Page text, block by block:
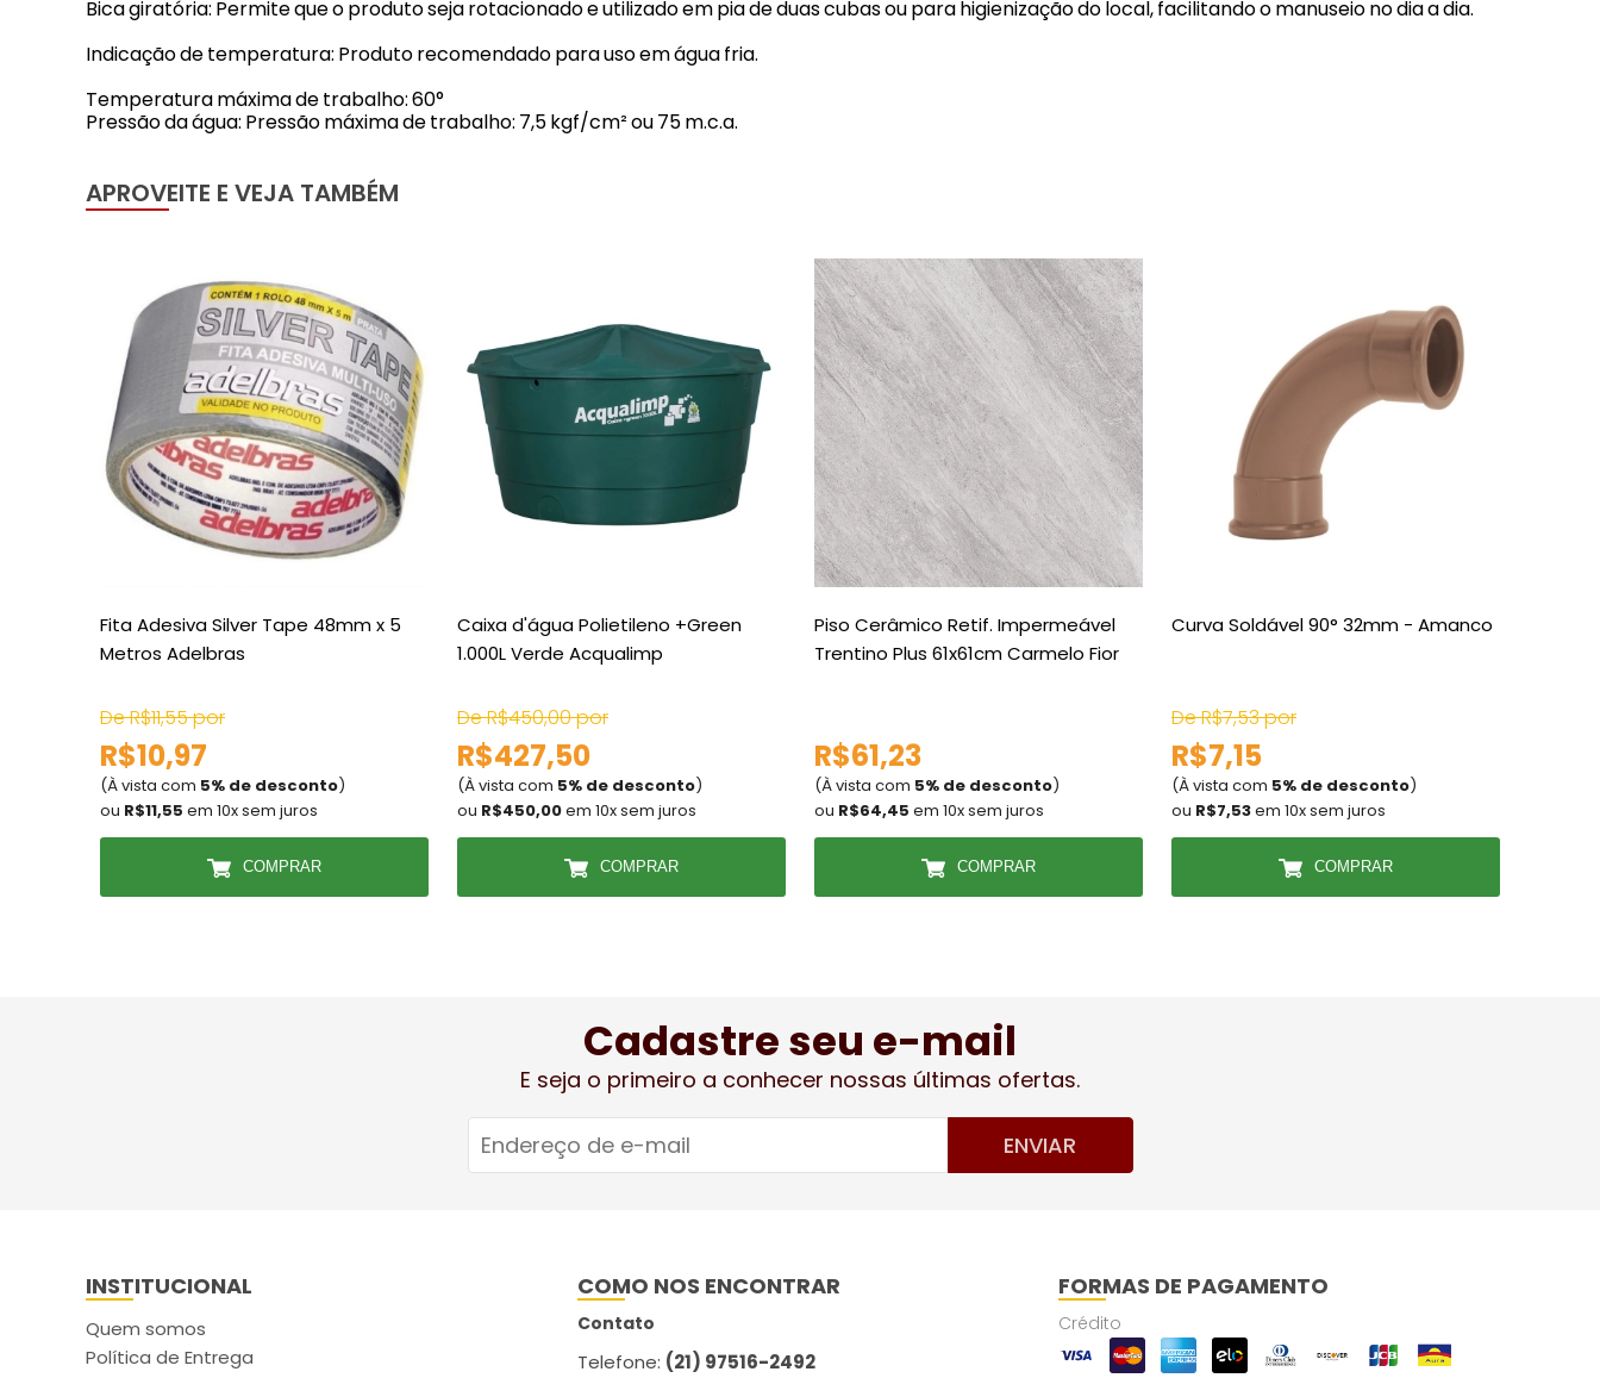
Bica giratória: Permite que o produto seja rotacionado e utilizado em pia de duas cubas ou para higienização do local, facilitando o manuseio no dia a dia.
Indicação de temperatura: Produto recomendado para uso em água fria.
Temperatura máxima de trabalho: 60°
Pressão da água: Pressão máxima de trabalho: 7,5 kgf/cm² ou 75 m.c.a.
APROVEITE E VEJA TAMBÉM
Fita Adesiva Silver Tape 48mm x 5
Metros Adelbras
De R$11,55 por
R$10,97
(À vista com 5% de desconto)
ou R$11,55 em 10x sem juros
COMPRAR
Caixa d'água Polietileno +Green
1.000L Verde Acqualimp
De R$450,00 por
R$427,50
(À vista com 5% de desconto)
ou R$450,00em 10x sem juros
COMPRAR
Piso Cerâmico Retif. Impermeável
Trentino Plus 61x61cm Carmelo Fior
R$61,23
(À vista com 5% de desconto)
ou R$64,45 em 10x sem juros
COMPRAR
Curva Soldável 90° 32mm - Amanco
De R$7,53 por
R$7,15
(À vista com 5% de desconto)
ou R$7,53em 10x sem juros
COMPRAR
Cadastre seu e-mail
E seja o primeiro a conhecer nossas últimas ofertas.
ENVIAR
INSTITUCIONAL
Quem somos
Política de Entrega
COMO NOS ENCONTRAR
Contato
Telefone: (21) 97516-2492
FORMAS DE PAGAMENTO
Crédito